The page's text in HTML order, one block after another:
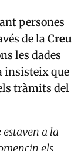
persones
de la Creu
les dades
insisteix que
tràmits del
a la
els